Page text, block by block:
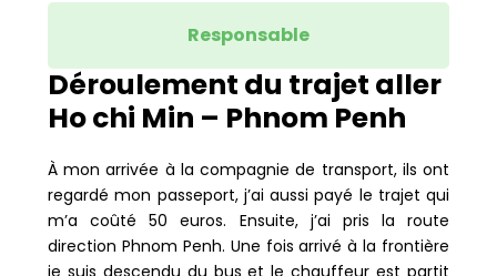
Responsable
Déroulement du trajet aller
Ho chi Min – Phnom Penh
À mon arrivée à la compagnie de transport, ils ont
regardé mon passeport, j’ai aussi payé le trajet qui
m’a coûté 50 euros. Ensuite, j’ai pris la route
direction Phnom Penh. Une fois arrivé à la frontière
je suis descendu du bus et le chauffeur est partit